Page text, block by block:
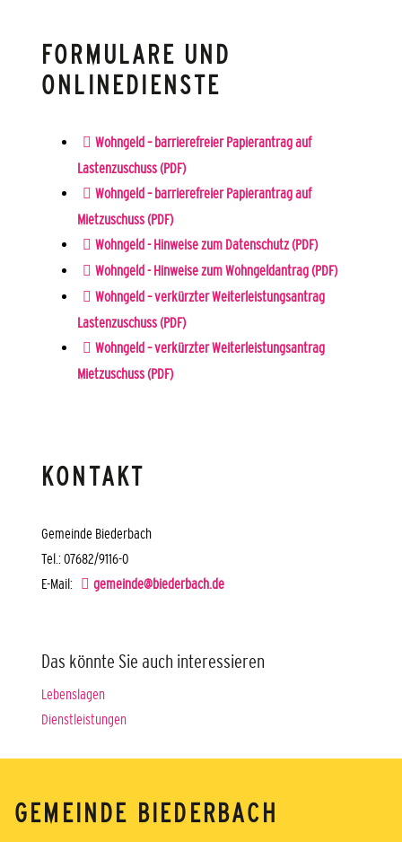
FORMULARE UND
ONLINEDIENSTE
Wohngeld – barrierefreier Papierantrag auf
Lastenzuschuss (PDF)
Wohngeld – barrierefreier Papierantrag auf
Mietzuschuss (PDF)
Wohngeld - Hinweise zum Datenschutz (PDF)
Wohngeld - Hinweise zum Wohngeldantrag (PDF)
Wohngeld – verkürzter Weiterleistungsantrag
Lastenzuschuss (PDF)
Wohngeld – verkürzter Weiterleistungsantrag
Mietzuschuss (PDF)
KONTAKT
Gemeinde Biederbach
Tel.: 07682/9116-0
E-Mail:
gemeinde@biederbach.de
Das könnte Sie auch interessieren
Lebenslagen
Dienstleistungen
GEMEINDE BIEDERBACH